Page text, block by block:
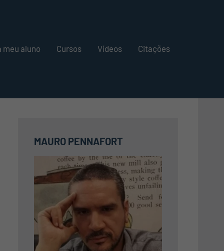
meu aluno Cursos Vídeos Citações
MAURO PENNAFORT